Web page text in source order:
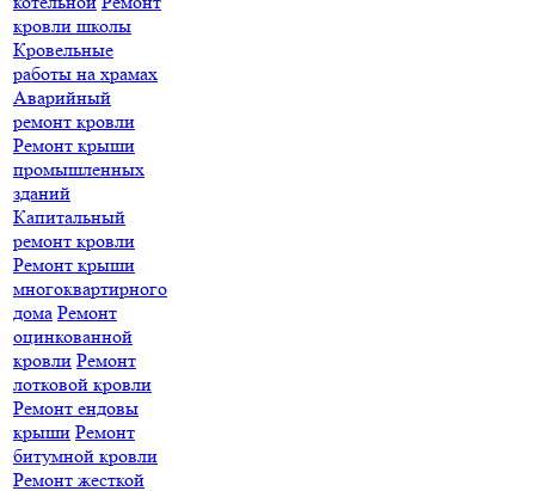
кровли школы
Кровельные
работы на храмах
Аварийный
ремонт кровли
Ремонт крыши
промышленных
зданий
Капитальный
ремонт кровли
Ремонт крыши
многоквартирного
дома Ремонт
оцинкованной
кровли Ремонт
лотковой кровли
Ремонт ендовы
крыши Ремонт
битумной кровли
Ремонт жесткой